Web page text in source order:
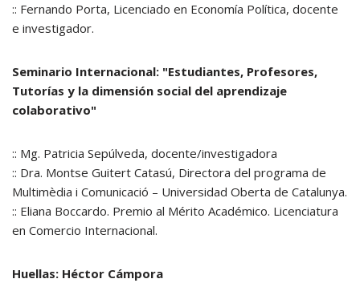
:: Fernando Porta, Licenciado en Economía Política, docente
e investigador.
Seminario Internacional: "Estudiantes, Profesores,
Tutorías y la dimensión social del aprendizaje
colaborativo"
:: Mg. Patricia Sepúlveda, docente/investigadora
:: Dra. Montse Guitert Catasú, Directora del programa de
Multimèdia i Comunicació – Universidad Oberta de Catalunya.
:: Eliana Boccardo. Premio al Mérito Académico. Licenciatura
en Comercio Internacional.
Huellas: Héctor Cámpora